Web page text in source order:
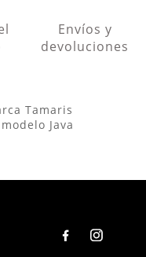
Envíos y
devoluciones
Tamaris
Java